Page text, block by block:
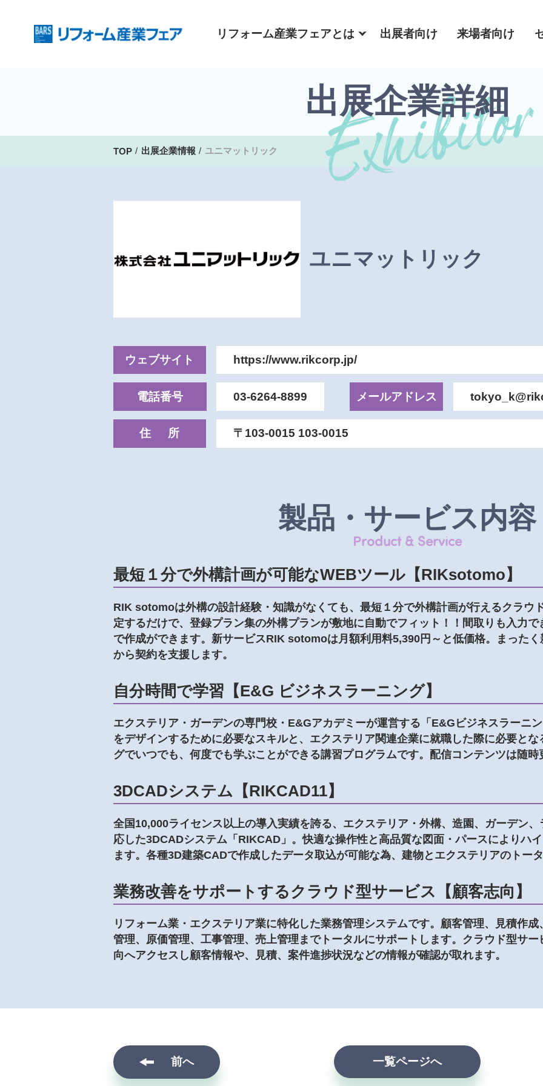
リフォーム産業フェアとは 出展者向け 来場者向け
出展企業詳細
TOP 出展企業情報 ユニマットリック
ユニマットリック
ウェブサイト https://www.rikcorp.jp/
電話番号 03-6264-8899 メールアドレス
住所 〒103-0015 103-0015
製品・サービス内容
Product & Service
最短１分で外構計画が可能なWEBツール【RIKsotomo】
RIK sotomoは外構の設計経験・知識がなくても、最短１分で外構計画が行えるクラウ
定するだけで、登録プラン集の外構プランが敷地に自動でフィット！！間取りも入力
で作成ができます。新サービスRIK sotomoは月額利用料5,390円～と低価格。まった
から契約を支援します。
自分時間で学習【E&G ビジネスラーニング】
エクステリア・ガーデンの専門校・E&Gアカデミーが運営する「E&Gビジネスラーニ
をデザインするために必要なスキルと、エクステリア関連企業に就職した際に必要と
グでいつでも、何度でも学ぶことができる講習プログラムです。配信コンテンツは随時
3DCADシステム【RIKCAD11】
全国10,000ライセンス以上の導入実績を誇る、エクステリア・外構、造園、ガーデン
応した3DCADシステム「RIKCAD」。快適な操作性と高品質な図面・パースによりハ
ます。各種3D建築CADで作成したデータ取込が可能な為、建物とエクステリアのトー
業務改善をサポートするクラウド型サービス【顧客志向】
リフォーム業・エクステリア業に特化した業務管理システムです。顧客管理、見積作
管理、原価管理、工事管理、売上管理までトータルにサポートします。クラウド型サ
向へアクセスし顧客情報や、見積、案件進捗状況などの情報が確認が取れます。
前へ 一覧ページへ